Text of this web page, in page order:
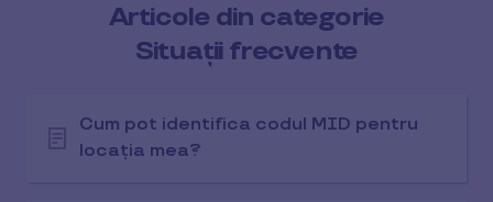
Articole din categorie
Situații frecvente
Cum pot identifica codul MID pentru
locația mea?